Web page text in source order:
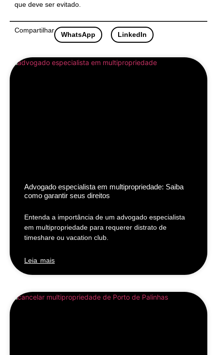
que deve ser evitado.
Compartilhar
WhatsApp LinkedIn
Advogado especialista em multipropriedade: Saiba
como garantir seus direitos
Entenda a importância de um advogado especialista
em multipropriedade para requerer distrato de
timeshare ou vacation club.
Leia mais